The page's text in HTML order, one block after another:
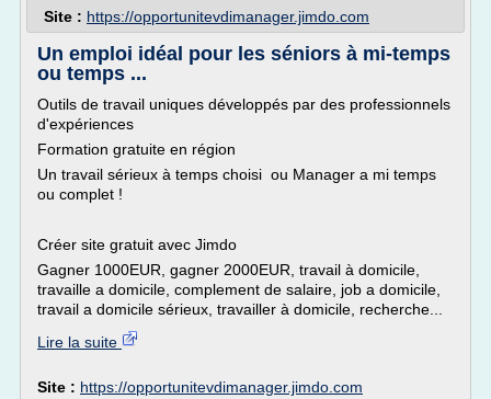
Site : https://opportunitevdimanager.jimdo.com
Un emploi idéal pour les séniors à mi-temps
ou temps ...
Outils de travail uniques développés par des professionnels
d'expériences
Formation gratuite en région
Un travail sérieux à temps choisi ou Manager a mi temps
ou complet !
Créer site gratuit avec Jimdo
Gagner 1000EUR, gagner 2000EUR, travail à domicile,
travaille a domicile, complement de salaire, job a domicile,
travail a domicile sérieux, travailler à domicile, recherche...
Lire la suite
Site : https://opportunitevdimanager.jimdo.com